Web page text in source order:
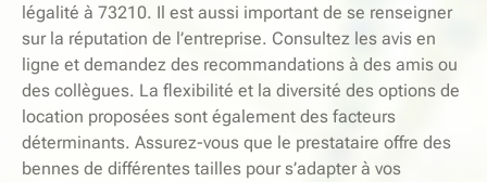
légalité à 73210. Il est aussi important de se renseigner
sur la réputation de l’entreprise. Consultez les avis en
ligne et demandez des recommandations à des amis ou
des collègues. La flexibilité et la diversité des options de
location proposées sont également des facteurs
déterminants. Assurez-vous que le prestataire offre des
bennes de différentes tailles pour s’adapter à vos